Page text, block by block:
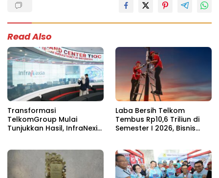
Read Also
Transformasi
TelkomGroup Mulai
Tunjukkan Hasil, InfraNexia
Digital Nasional
Laba Bersih Telkom
Tembus Rp10,6 Triliun di
Semester I 2026, Bisnis